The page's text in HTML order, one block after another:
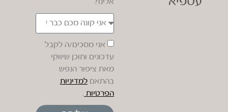
אלינו?
אני מסכים/ה לקבל
עדכונים ותוכן שיווקי
מאת ציפור הנפש
בהתאם למדיניות
הפרטיות .